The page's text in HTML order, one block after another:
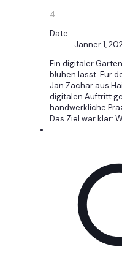
4
Date
Jänner 1,
Ein digitaler
blühen lässt. Für
Jan Zachar aus
digitalen Auftritt
handwerkliche
Das Ziel war klar: